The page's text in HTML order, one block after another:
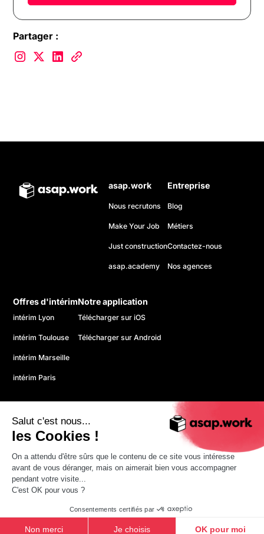
Salut c'est nous...
les Cookies !
On a attendu d'être sûrs que le contenu de ce site vous intéresse
avant de vous déranger, mais on aimerait bien vous accompagner
pendant votre visite...
C'est OK pour vous ?
Consentements certifiés par
Non merci Je choisis OK pour moi
Partager :
asap.work
Nous recrutons
Make Your Job
Just construction
asap.academy
Entreprise
Blog
Métiers
Contactez-nous
Nos agences
Offres d'intérim
intérim Lyon
intérim Toulouse
intérim Marseille
intérim Paris
Notre application
Télécharger sur iOS
Télécharger sur Android
CGU
Politique de confidentialité
© 2026 asap. Tous droits réservés.